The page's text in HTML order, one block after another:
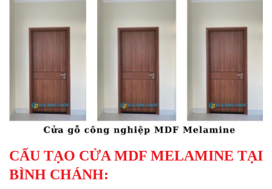
CẤU TẠO CỬA MDF MELAMINE TẠI
BÌNH CHÁNH: